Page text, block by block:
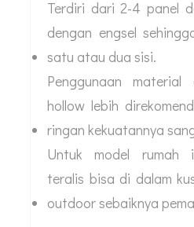
Terdiri dari 2-4 panel
dengan engsel
satu atau dua sisi.
Penggunaan
hollow lebih
ringan kekuatannya
Untuk model rumah
teralis bisa di dalam
outdoor sebaiknya